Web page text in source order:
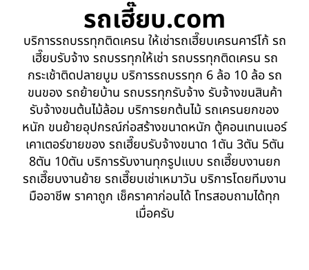
รถเฮี๊ยบ.com
บริการรถบรรทุกติดเครน ให้เช่ารถเฮี๊ยบเครนคาร์โก้ รถ
เฮี๊ยบรับจ้าง รถบรรทุกให้เช่า รถบรรทุกติดเครน รถ
กระเช้าติดปลายบูม บริการรถบรรทุก 6 ล้อ 10 ล้อ รถ
ขนของ รถย้ายบ้าน รถบรรทุกรับจ้าง รับจ้างขนสินค้า
รับจ้างขนต้นไม้ล้อม บริการยกต้นไม้ รถเครนยกของ
หนัก ขนย้ายอุปกรณ์ก่อสร้างขนาดหนัก ตู้คอนเทนเนอร์
เคาเตอร์ขายของ รถเฮี๊ยบรับจ้างขนาด 1ตัน 3ตัน 5ตัน
8ตัน 10ตัน บริการรับงานทุกรูปแบบ รถเฮี๊ยบงานยก
รถเฮี๊ยบงานย้าย รถเฮี๊ยบเช่าเหมาวัน บริการโดยทีมงาน
มืออาชีพ ราคาถูก เช็คราคาก่อนได้ โทรสอบถามได้ทุก
เมื่อครับ